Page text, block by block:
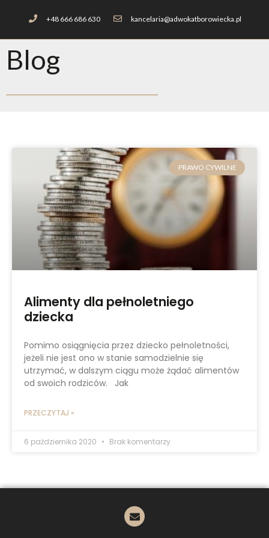
+48 666 686 630 kancelaria@adwokatborowiecka.pl
Blog
PRAWO CYWILNE
Alimenty dla pełnoletniego
dziecka
Pomimo osiągnięcia przez dziecko pełnoletności,
jeżeli nie jest ono w stanie samodzielnie się
utrzymać, w dalszym ciągu może żądać alimentów
od swoich rodziców. Jak
PRZECZYTAJ »
6 października 2020 Brak komentarzy